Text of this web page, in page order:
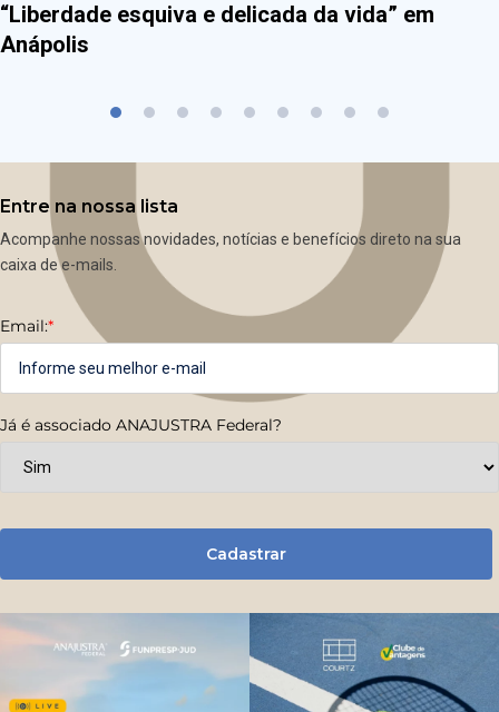
“Liberdade esquiva e delicada da vida” em
Anápolis
Entre na nossa lista
Acompanhe nossas novidades, notícias e benefícios direto na sua
caixa de e-mails.
Email:*
Já é associado ANAJUSTRA Federal?
Cadastrar